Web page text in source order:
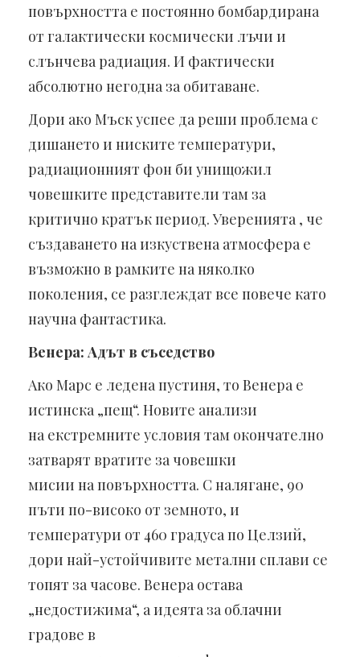
повърхността е постоянно бомбардирана
от галактически космически лъчи и
слънчева радиация. И фактически
абсолютно негодна за обитаване.
Дори ако Мъск успее да реши проблема с
дишането и ниските температури,
радиационният фон би унищожил
човешките представители там за
критично кратък период. Уверенията , че
създаването на изкуствена атмосфера е
възможно в рамките на няколко
поколения, се разглеждат все повече като
научна фантастика.
Венера: Адът в съседство
Ако Марс е ледена пустиня, то Венера е
истинска „пещ“. Новите анализи
на екстремните условия там окончателно
затварят вратите за човешки
мисии на повърхността. С налягане, 90
пъти по-високо от земното, и
температури от 460 градуса по Целзий,
дори най-устойчивите метални сплави се
топят за часове. Венера остава
„недостижима“, а идеята за облачни
градове в